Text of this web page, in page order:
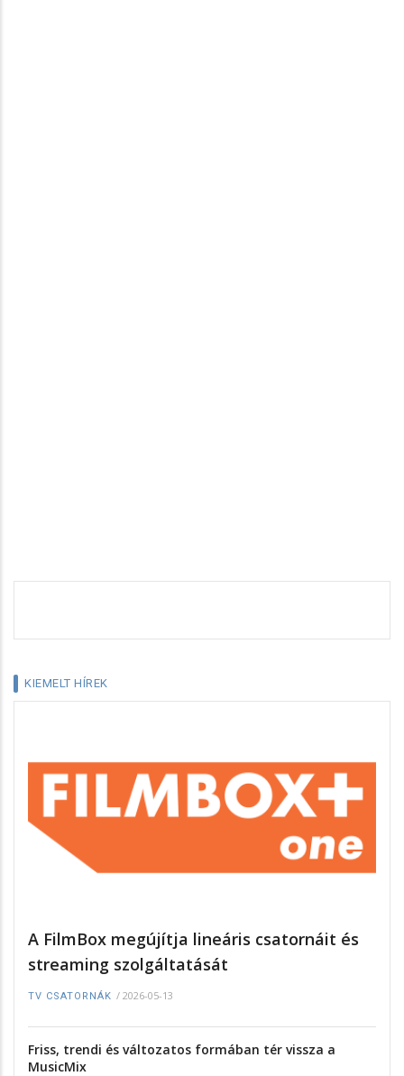
KIEMELT HÍREK
A FilmBox megújítja lineáris csatornáit és
streaming szolgáltatását
TV CSATORNÁK / 2026-05-13
Friss, trendi és változatos formában tér vissza a
MusicMix